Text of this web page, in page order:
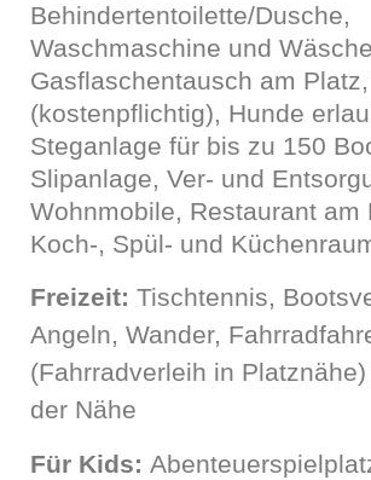
Behindertentoilette/Dusche,
Waschmaschine und
Gasflaschentausch am
(kostenpflichtig), Hunde
Steganlage für bis zu 150
Slipanlage, Ver- und
Wohnmobile, Restaurant am
Koch-, Spül- und
Freizeit: Tischtennis,
Angeln, Wander,
(Fahrradverleih in
der Nähe
Für Kids: